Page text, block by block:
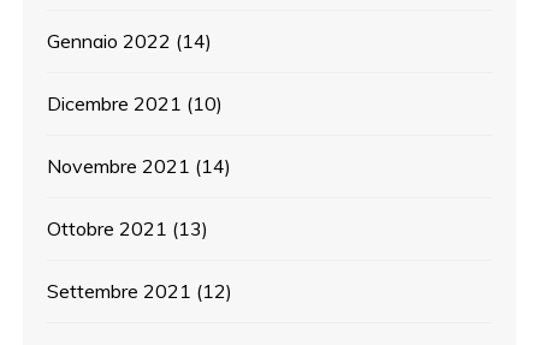
Gennaio 2022 (14)
Dicembre 2021 (10)
Novembre 2021 (14)
Ottobre 2021 (13)
Settembre 2021 (12)